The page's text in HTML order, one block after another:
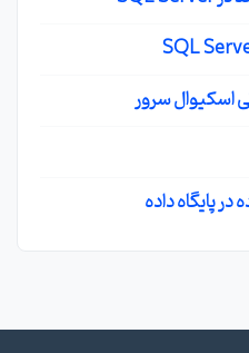
اسکیوال سرور
در پایگاه داده